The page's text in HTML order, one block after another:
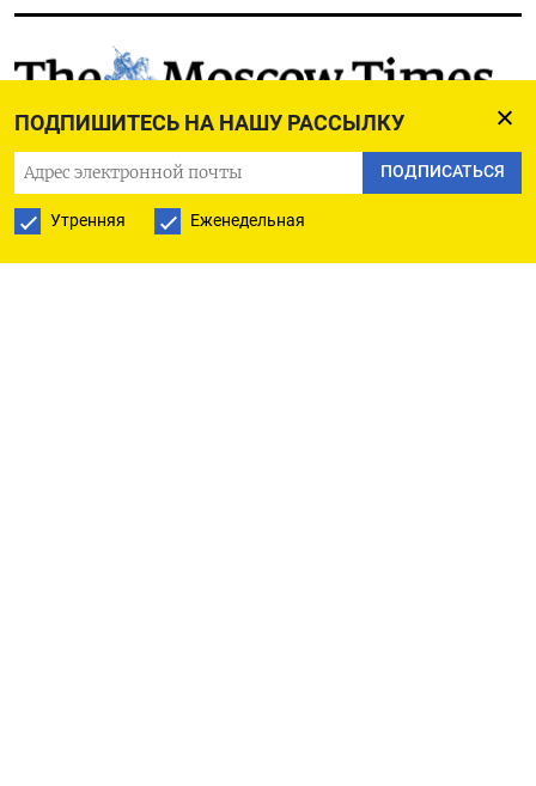
ПОДПИШИТЕСЬ НА НАШУ РАССЫЛКУ
ПОДПИСАТЬСЯ
Утренняя Еженедельная
РУССКАЯ СЛУЖБА
ПОДПИШИТЕСЬ НА НАШУ РАССЫЛКУ
ПОДПИСАТЬСЯ